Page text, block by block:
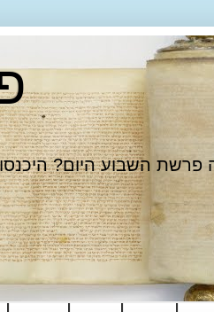
פרשת השבוע היום?